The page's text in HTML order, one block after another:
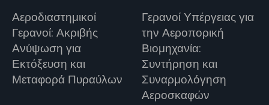
Αεροδιαστημικοί
Γερανοί: Ακριβής
Ανύψωση για
Εκτόξευση και
Μεταφορά Πυραύλων
Γερανοί Υπέργειας για
την Αεροπορική
Βιομηχανία:
Συντήρηση και
Συναρμολόγηση
Αεροσκαφών